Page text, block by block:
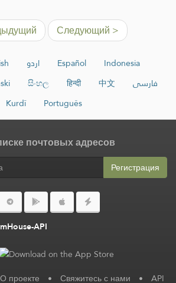
Следующий >
اردو Español
Indonesia
සිංහල हिन्दी 中文
فارسی
Kurdî
Português
почтовых адресов
Регистрация
API
О проекте • Свяжитесь с нами • API